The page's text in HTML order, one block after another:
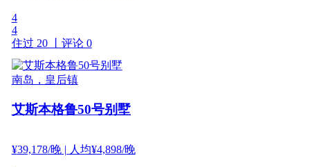
4
4
住过 20 丨 评论 0
南岛，皇后镇
艾斯本格鲁50号别墅
¥39,178/晚| 人均¥4,898/晚